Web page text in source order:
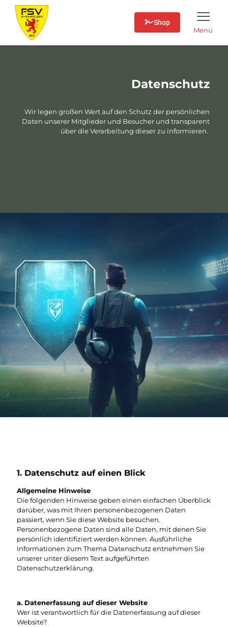
Shop
Menü
Datenschutz
Wir legen großen Wert auf den Schutz der persönlichen
Daten unserer Mitglieder und Besucher und transparent
über die Verarbeitung dieser zu informieren.
1. Datenschutz auf einen Blick
Allgemeine Hinweise
Die folgenden Hinweise geben einen einfachen Überblick
darüber, was mit Ihren personenbezogenen Daten
passiert, wenn Sie diese Website besuchen.
Personenbezogene Daten sind alle Daten, mit denen Sie
persönlich identifiziert werden können. Ausführliche
Informationen zum Thema Datenschutz entnehmen Sie
unserer unter diesem Text aufgeführten
Datenschutzerklärung.
a. Datenerfassung auf dieser Website
Wer ist verantwortlich für die Datenerfassung auf dieser
Website?